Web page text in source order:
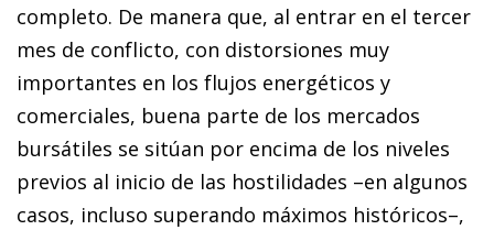
completo. De manera que, al entrar en el tercer
mes de conflicto, con distorsiones muy
importantes en los flujos energéticos y
comerciales, buena parte de los mercados
bursátiles se sitúan por encima de los niveles
previos al inicio de las hostilidades –en algunos
casos, incluso superando máximos históricos–,